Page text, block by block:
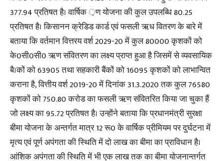
377.94 प्रतिषत है। वार्षिक ़ण योजना की कुल उपलब्धि 80.25
प्रतिषत है। किसानन क्रेडिड कार्ड एवं फसली ऋध वितरण के बारे में
बताया कि वर्तमान वित्तरय वर्श 2029-20 में कुल 80000 कृशकों को
के0सी0सी0 ऋण संवितरण का लक्ष्य प्राप्त हुआ है जिसमें से व्यवसायिक
बै।कों को 63905 तथा सहकारी बैंकों को 16095 कृशकों को लाभान्वित
कराना है, वित्तीय वर्श 2019-20 में दिनांक 31.3.2020 तक कुल 76580
कृशकों को 750.80 करोड का फसली ऋण संवितरित किया जा चुका हैं
जो लक्ष्य का 95.72 प्रतिषत है। उन्होंने बताया कि प्रधानमंत्री सुरक्षा
बीमा योजना के अन्तर्गत मात्र 12 रू0 के वार्षिक प्रीमियम पर दुर्घटना में
मृत्य एवं पूर्ण अपंगता की स्थिति में दो लाख का बीमा का प्राविधान है।
आंशिक अपंगता की स्थिति में भी एक लाख तक का बीमा योजनान्तर्गत